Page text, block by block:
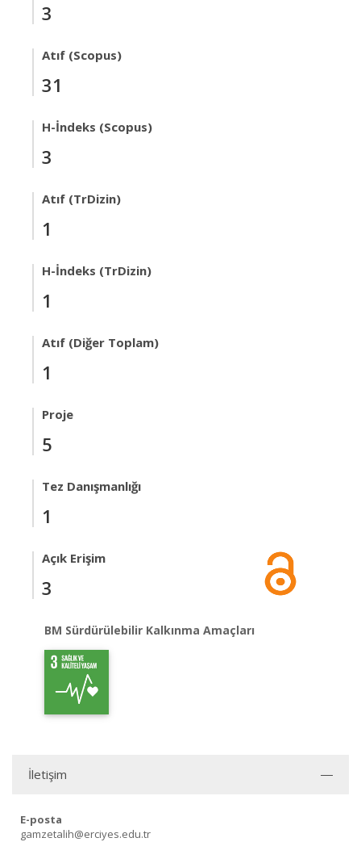
3
Atıf (Scopus)
31
H-İndeks (Scopus)
3
Atıf (TrDizin)
1
H-İndeks (TrDizin)
1
Atıf (Diğer Toplam)
1
Proje
5
Tez Danışmanlığı
1
Açık Erişim
3
BM Sürdürülebilir Kalkınma Amaçları
İletişim
E-posta
gamzetalih@erciyes.edu.tr